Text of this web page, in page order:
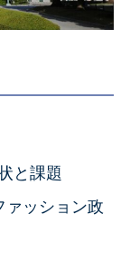
と課題
ァッション政